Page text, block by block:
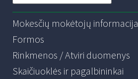
Mokesčių mokėtojų informacija
Formos
Rinkmenos / Atviri duomenys
Skaičiuoklės ir pagalbininkai